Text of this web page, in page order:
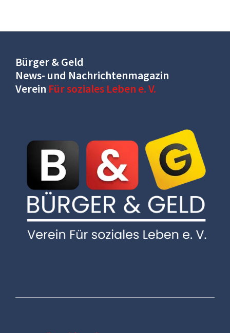
Bürger & Geld
News- und Nachrichtenmagazin
Verein Für soziales Leben e. V.